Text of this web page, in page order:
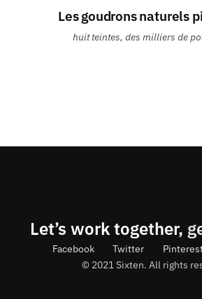
Les goudrons naturels
huit teintes, des milliers de
Let’s work together,
Facebook Twitter
© 2021 Sixten. All rights